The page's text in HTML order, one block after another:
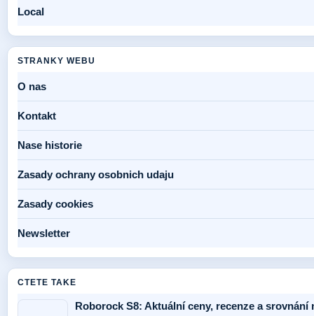
Local
STRANKY WEBU
O nas
Kontakt
Nase historie
Zasady ochrany osobnich udaju
Zasady cookies
Newsletter
CTETE TAKE
Roborock S8: Aktuální ceny, recenze a srovnání